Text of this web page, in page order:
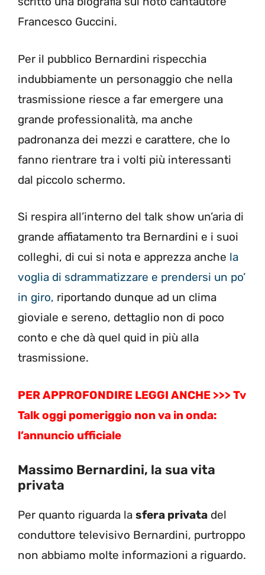
Francesco Guccini.
Per il pubblico Bernardini rispecchia
indubbiamente un personaggio che nella
trasmissione riesce a far emergere una
grande professionalità, ma anche
padronanza dei mezzi e carattere, che lo
fanno rientrare tra i volti più interessanti
dal piccolo schermo.
Si respira all’interno del talk show un’aria di
grande affiatamento tra Bernardini e i suoi
colleghi, di cui si nota e apprezza anche la
voglia di sdrammatizzare e prendersi un po’
in giro, riportando dunque ad un clima
gioviale e sereno, dettaglio non di poco
conto e che dà quel quid in più alla
trasmissione.
PER APPROFONDIRE LEGGI ANCHE >>> Tv
Talk oggi pomeriggio non va in onda:
l’annuncio ufficiale
Massimo Bernardini, la sua vita
privata
Per quanto riguarda la sfera privata del
conduttore televisivo Bernardini, purtroppo
non abbiamo molte informazioni a riguardo.